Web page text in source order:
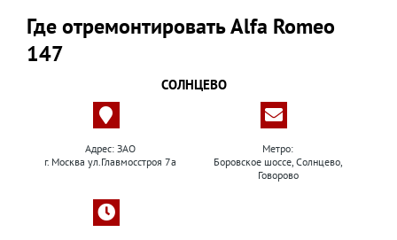
Где отремонтировать Alfa Romeo
147
СОЛНЦЕВО
Адрес: ЗАО
г. Москва ул.Главмосстроя 7а
Метро:
Боровское шоссе, Солнцево,
Говорово